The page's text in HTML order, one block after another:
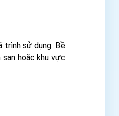
trình sử dụng. Bề
hoặc khu vực